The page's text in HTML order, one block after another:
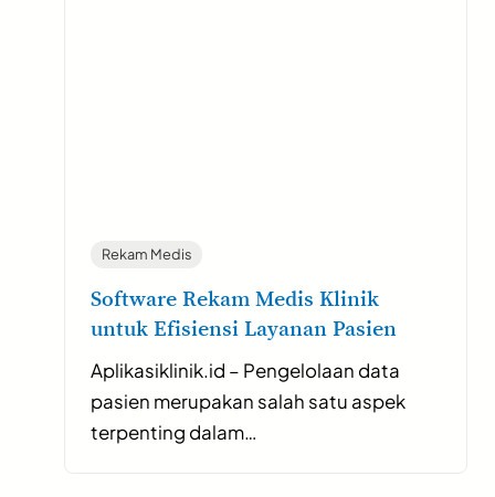
Rekam Medis
Software Rekam Medis Klinik
untuk Efisiensi Layanan Pasien
Aplikasiklinik.id – Pengelolaan data
pasien merupakan salah satu aspek
terpenting dalam…